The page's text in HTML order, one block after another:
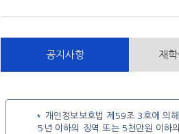
공지사항 재
* 개인정보보호법 제59조 3호에 의
5년 이하의 징역 또는 5천만원 이하